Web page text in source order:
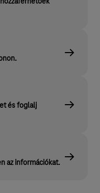
és foglalj
az információkat.